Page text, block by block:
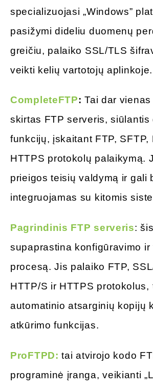
specializuojasi „Windows”
pasižymi dideliu duomenų
greičiu, palaiko SSL/TLS
veikti kelių vartotojų aplinkoje.
CompleteFTP: Tai dar vienas
skirtas FTP serveris, siūlantis
funkcijų, įskaitant FTP, SFTP,
HTTPS protokolų palaikymą.
prieigos teisių valdymą ir gali
integruojamas su kitomis
Pagrindinis FTP serveris:
supaprastina konfigūravimo ir
procesą. Jis palaiko FTP,
HTTP/S ir HTTPS protokolus,
automatinio atsarginių kopijų
atkūrimo funkcijas.
ProFTPD:tai atvirojo kodo
programinė įranga, veikianti